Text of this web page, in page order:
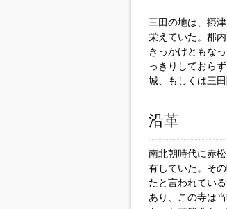
三田の地は、摂
栄えていた。郡
きっかけともな
っきりしておら
城、もしくは三
沿革
南北朝時代に赤
有していた。そ
たと言われてい
あり、この寺は